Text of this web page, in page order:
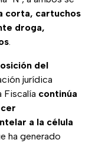
corta, cartuchos
droga,
.
del
jurídica
Fiscalía continúa
a la célula
ha generado